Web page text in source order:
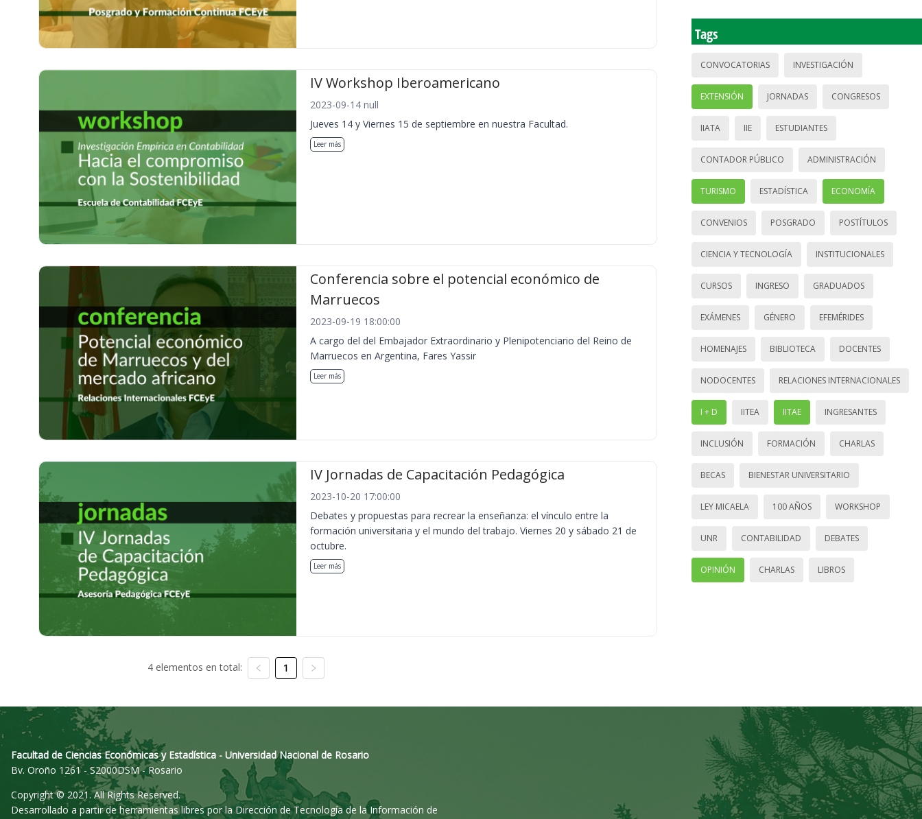
IV Workshop Iberoamericano
2023-09-14 null
Jueves 14 y Viernes 15 de septiembre en nuestra Facultad.
Leer más
Conferencia sobre el potencial económico de
Marruecos
2023-09-19 18:00:00
A cargo del del Embajador Extraordinario y Plenipotenciario del Reino de
Marruecos en Argentina, Fares Yassir
Leer más
IV Jornadas de Capacitación Pedagógica
2023-10-20 17:00:00
Debates y propuestas para recrear la enseñanza: el vínculo entre la
formación universitaria y el mundo del trabajo. Viernes 20 y sábado 21 de
octubre.
Leer más
4 elementos en total: 1
Tags
CONVOCATORIAS INVESTIGACIÓN
EXTENSIÓN JORNADAS CONGRESOS
IIATA IIE ESTUDIANTES
CONTADOR PÚBLICO ADMINISTRACIÓN
TURISMO ESTADÍSTICA ECONOMÍA
CONVENIOS POSGRADO POSTÍTULOS
CIENCIA Y TECNOLOGÍA INSTITUCIONALES
CURSOS INGRESO GRADUADOS
EXÁMENES GÉNERO EFEMÉRIDES
HOMENAJES BIBLIOTECA DOCENTES
NODOCENTES RELACIONES INTERNACIONALES
I + D IITEA IITAE INGRESANTES
INCLUSIÓN FORMACIÓN CHARLAS
BECAS BIENESTAR UNIVERSITARIO
LEY MICAELA 100 AÑOS WORKSHOP
UNR CONTABILIDAD DEBATES
OPINIÓN CHARLAS LIBROS
Facultad de Ciencias Económicas y Estadística - Universidad Nacional de Rosario
Bv. Oroño 1261 - S2000DSM - Rosario
Copyright © 2021. All Rights Reserved.
Desarrollado a partir de herramientas libres por la Dirección de Tecnología de la Información de